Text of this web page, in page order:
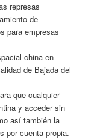
represas
de
para empresas
china en
de Bajada del
que cualquier
y acceder sin
así también la
por cuenta propia.